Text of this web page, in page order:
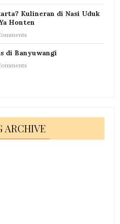
Kulineran di Nasi Uduk
Honten
di Banyuwangi
ARCHIVE